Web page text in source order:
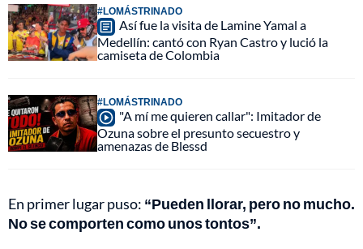
#LOMÁSTRINADO
Así fue la visita de Lamine Yamal a
Medellín: cantó con Ryan Castro y lució la
camiseta de Colombia
#LOMÁSTRINADO
"A mí me quieren callar": Imitador de
Ozuna sobre el presunto secuestro y
amenazas de Blessd
En primer lugar puso: “Pueden llorar, pero no mucho.
No se comporten como unos tontos”.